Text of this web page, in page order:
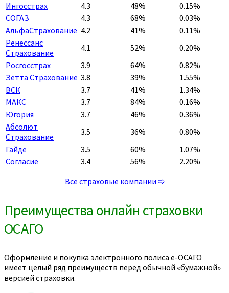
Ингосстрах
4.3 48%
0.15%
СОГАЗ
4.3 68%
0.03%
АльфаСтрахование 4.2 41%
0.11%
Ренессанс
Страхование
4.1 52%
0.20%
Росгосстрах
3.9 64%
0.82%
Зетта Страхование 3.8 39%
1.55%
ВСК
3.7 41%
1.34%
МАКС
3.7 84%
0.16%
Югория
3.7 46%
0.36%
Абсолют
Страхование
3.5 36%
0.80%
Гайде
3.5 60%
1.07%
Согласие
3.4 56%
2.20%
Все страховые компании ➯
Преимущества онлайн страховки
ОСАГО
Оформление и покупка электронного полиса е-ОСАГО
имеет целый ряд преимуществ перед обычной «бумажной»
версией страховки.